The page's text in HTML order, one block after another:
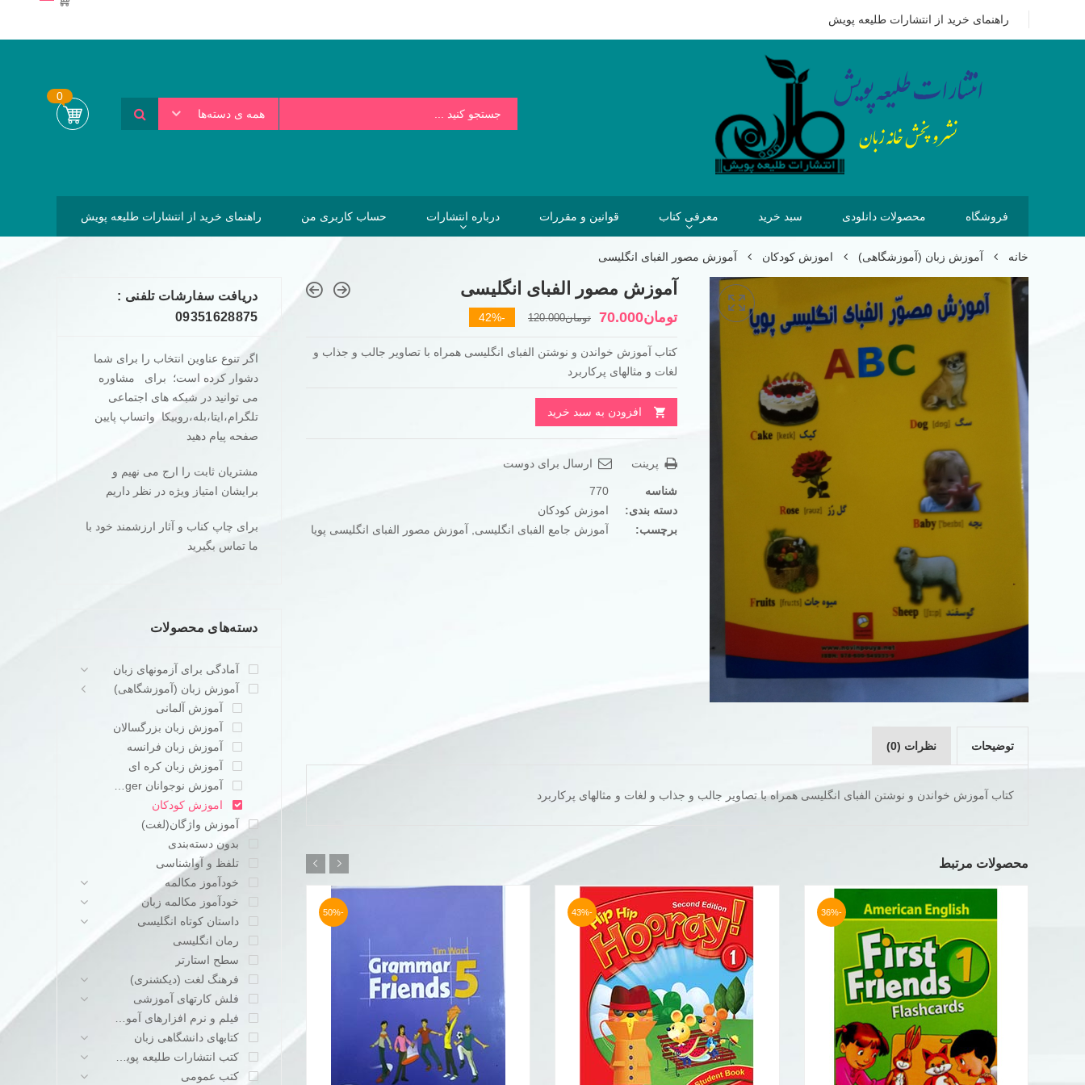
راهنمای خرید از انتشارات طلیعه پویش
09351628875 هزینه ای که امروز برای خرید کتاب می پردازیم بسیار کمتر از هزینه هایی است که فردا برای نخریدن کتاب خواهیم پرداخت.
همه ی دسته‌ها
0
فروشگاه محصولات دانلودی سبد خرید معرفی کتاب قوانین و مقررات درباره انتشارات حساب کاربری من راهنمای خرید از انتشارات طلیعه پویش
خانه آموزش زبان (آموزشگاهی) اموزش کودکان آموزش مصور الفبای انگلیسی
آموزش مصور الفبای انگلیسی
تومان120.000قیمت
تومان120.000
تومان70.000
قیمت
تومان70.000
-42%
کتاب آموزش خواندن و نوشتن الفبای انگلیسی همراه با تصاویر جالب و جذاب و
لغات و مثالهای پرکاربرد
افزودن به سبد خرید
پرینت ارسال برای دوست
شناسه
770
دسته بندی:
اموزش کودکان
برچسب:
آموزش جامع الفبای انگلیسی آموزش مصور الفبای انگلیسی پویا
توضیحات نظرات (0)
کتاب آموزش خواندن و نوشتن الفبای انگلیسی همراه با تصاویر جالب و جذاب و لغات و مثالهای پرکاربرد
محصولات مرتبط
-36%
-43%
-50%
کتاب
دریافت سفارشات تلفنی :
09351628875
اگر تنوع عناوین انتخاب را برای شما
دشوار کرده است؛ برای مشاوره
می توانید در شبکه های اجتماعی
تلگرام،ایتا،بله،روبیکا واتساپ پایین
صفحه پیام دهید
مشتریان ثابت را ارج می نهیم و
برایشان امتیاز ویژه در نظر داریم
برای چاپ کناب و آثار ارزشمند خود با
ما تماس بگیرید
دسته‌های محصولات
آمادگی برای آزمونهای زبان
آموزش زبان (آموزشگاهی)
آموزش آلمانی
آموزش زبان بزرگسالان
آموزش زبان فرانسه
آموزش زبان کره ای
آموزش نوجوانان teenager
اموزش کودکان
آموزش واژگان(لغت)
بدون دسته‌بندی
تلفظ و آواشناسی
خودآموز مکالمه
خودآموز مکالمه زبان
داستان کوتاه انگلیسی
رمان انگلیسی
سطح استارتر
فرهنگ لغت (دیکشنری)
فلش کارتهای آموزشی
فیلم و نرم افزارهای آموزشی
کتابهای دانشگاهی زبان
کتب انتشارات طلیعه پویش
کتب عمومی